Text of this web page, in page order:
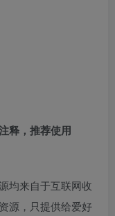
释，推荐使用
均来自于互联网收
源，只提供给爱好